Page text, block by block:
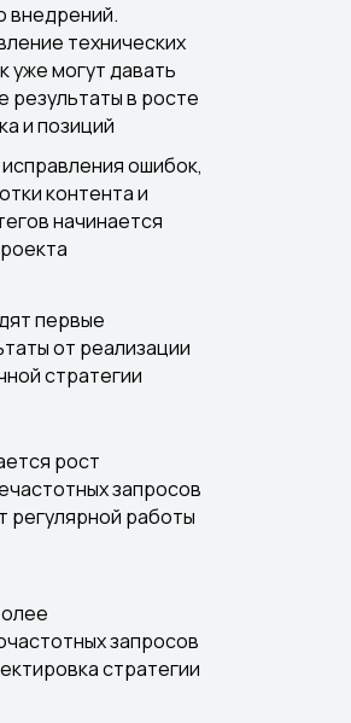
внедрений.
технических
уже могут давать
результаты в росте
и позиций
ошибок,
контента и
начинается
первые
от реализации
стратегии
рост
запросов
регулярной работы
запросов
стратегии